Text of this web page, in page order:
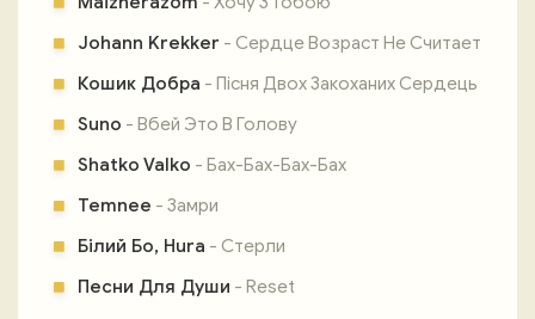
Johann Krekker - Сердце Возраст Не Считает
Кошик Добра - Пісня Двох Закоханих Сердець
Suno - Вбей Это В Голову
Shatko Valko - Бах-Бах-Бах-Бах
Temnee - Замри
Білий Бо, Hura - Стерли
Песни Для Души - Reset